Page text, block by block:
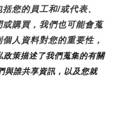
您的員工和/或代表、
購買，我們也可能會蒐
人資料對您的重要性，
政策描述了我們蒐集的有關
與誰共享資訊，以及您就